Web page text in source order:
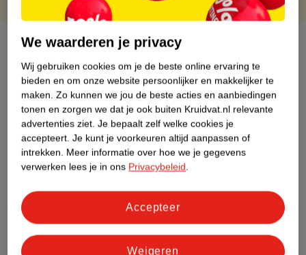
Over dit product
Productinformatie
Etiketinformatie
Nature Impact Score
Dit product heeft (nog) geen Nature
Impact Score.
Meer informatie
We waarderen je privacy
Wij gebruiken cookies om je de beste online ervaring te
bieden en om onze website persoonlijker en makkelijker te
maken. Zo kunnen we jou de beste acties en aanbiedingen
tonen en zorgen we dat je ook buiten Kruidvat.nl relevante
advertenties ziet. Je bepaalt zelf welke cookies je
accepteert. Je kunt je voorkeuren altijd aanpassen of
intrekken. Meer informatie over hoe we je gegevens
verwerken lees je in ons Privacybeleid.
Weigeren
Accepteer